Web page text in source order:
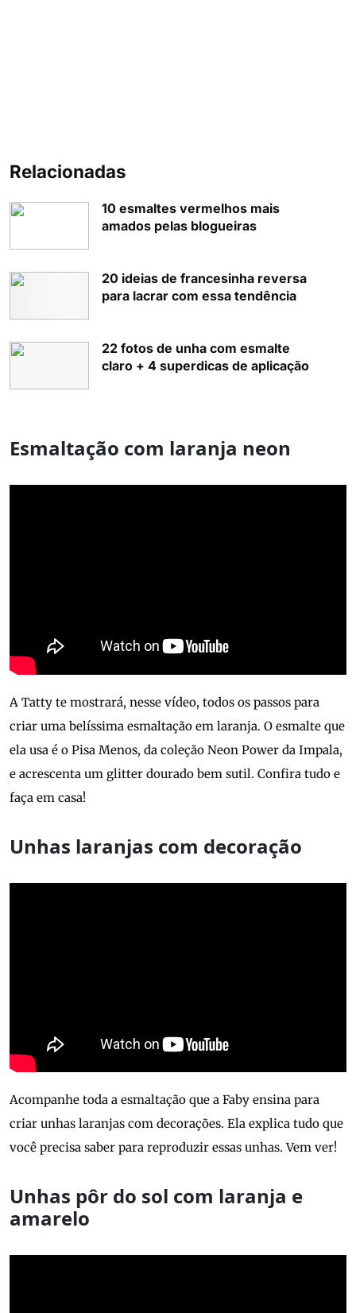
Relacionadas
10 esmaltes vermelhos mais
amados pelas blogueiras
20 ideias de francesinha reversa
para lacrar com essa tendência
22 fotos de unha com esmalte
claro + 4 superdicas de aplicação
Esmaltação com laranja neon
A Tatty te mostrará, nesse vídeo, todos os passos para
criar uma belíssima esmaltação em laranja. O esmalte que
ela usa é o Pisa Menos, da coleção Neon Power da Impala,
e acrescenta um glitter dourado bem sutil. Confira tudo e
faça em casa!
Unhas laranjas com decoração
Acompanhe toda a esmaltação que a Faby ensina para
criar unhas laranjas com decorações. Ela explica tudo que
você precisa saber para reproduzir essas unhas. Vem ver!
Unhas pôr do sol com laranja e
amarelo